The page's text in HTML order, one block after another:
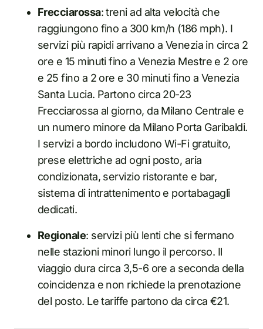
Frecciarossa: treni ad alta velocità che
raggiungono fino a 300 km/h (186 mph). I
servizi più rapidi arrivano a Venezia in circa 2
ore e 15 minuti fino a Venezia Mestre e 2 ore
e 25 fino a 2 ore e 30 minuti fino a Venezia
Santa Lucia. Partono circa 20-23
Frecciarossa al giorno, da Milano Centrale e
un numero minore da Milano Porta Garibaldi.
I servizi a bordo includono Wi-Fi gratuito,
prese elettriche ad ogni posto, aria
condizionata, servizio ristorante e bar,
sistema di intrattenimento e portabagagli
dedicati.
Regionale: servizi più lenti che si fermano
nelle stazioni minori lungo il percorso. Il
viaggio dura circa 3,5-6 ore a seconda della
coincidenza e non richiede la prenotazione
del posto. Le tariffe partono da circa €21.